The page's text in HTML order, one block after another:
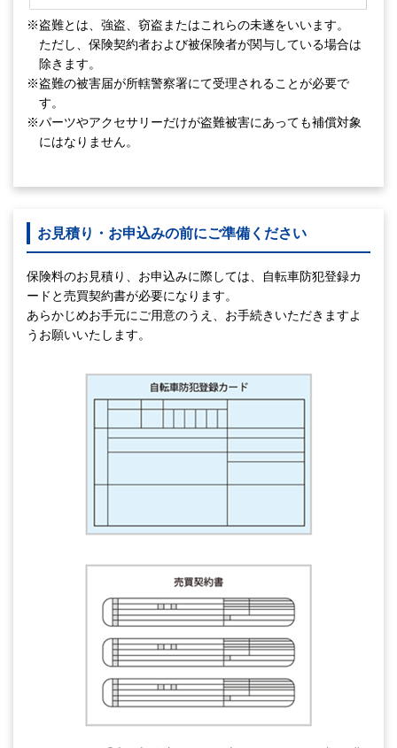
※盗難とは、強盗、窃盗またはこれらの未遂をいいます。
ただし、保険契約者および被保険者が関与している場合は
除きます。
※盗難の被害届が所轄警察署にて受理されることが必要で
す。
※パーツやアクセサリーだけが盗難被害にあっても補償対象
にはなりません。
お見積り・お申込みの前にご準備ください
保険料のお見積り、お申込みに際しては、自転車防犯登録カ
ードと売買契約書が必要になります。
あらかじめお手元にご用意のうえ、お手続きいただきますよ
うお願いいたします。